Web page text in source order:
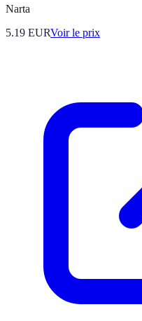
Narta
5.19 EURVoir le prix